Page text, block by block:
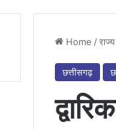
Home /राज्य
छत्तीसगढ़